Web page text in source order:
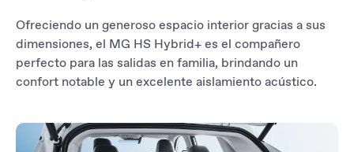
¿No estás seguro de si has cerrado el coche? No te preocupes:
puedes bloquearlo y desbloquearlo usando la app, en cualquier
momento y lugar.
Ofreciendo un generoso espacio interior gracias a sus
dimensiones, el MG HS Hybrid+ es el compañero
perfecto para las salidas en familia, brindando un
confort notable y un excelente aislamiento acústico.